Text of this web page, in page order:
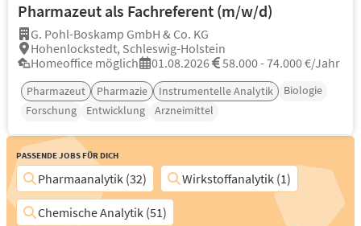
Pharmazeut als Fachreferent (m/w/d)
G. Pohl-Boskamp GmbH & Co. KG
Hohenlockstedt, Schleswig-Holstein
Homeoffice möglich
01.08.2026 58.000 - 74.000 €/Jahr
Pharmazeut Pharmazie Instrumentelle Analytik
Biologie
Forschung
Entwicklung Arzneimittel
Passende Jobs für Dich
Pharmaanalytik (32)
Wirkstoffanalytik (1)
Chemische Analytik (51)